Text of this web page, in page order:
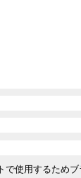
で使用するため